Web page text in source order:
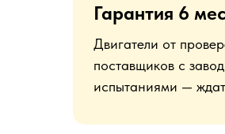
Двигатели от
поставщиков с
испытаниями —
Гарантия 6